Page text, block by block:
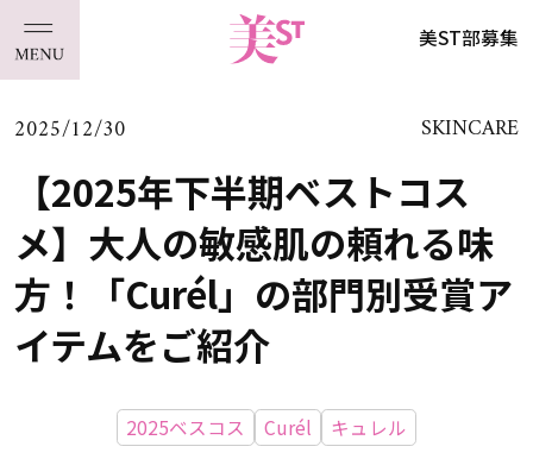
美ST部募集
2025/12/30 SKINCARE
【2025年下半期ベストコス
メ】大人の敏感肌の頼れる味
方！「Curél」の部門別受賞ア
イテムをご紹介
2025ベスコス Curél キュレル